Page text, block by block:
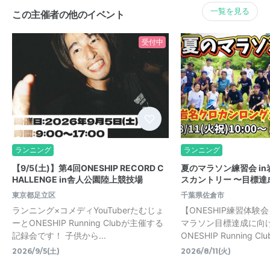
この主催者の他のイベント 一覧を見る
受付中
ランニング
【9/5(土)】第4回ONESHIP RECORD C
HALLENGE in舎人公園陸上競技場
東京都足立区
ランニング×コメディYouTuberたむじょ
ーとONESHIP Running Clubが主催する
記録会です！ 子供から...
2026/9/5(土)
ランニング
夏のマラソン練習会 in
スカントリー 〜目標
千葉県佐倉市
【ONESHIP練習体験
マラソン目標達成に向
ONESHIP Running
2026/8/11(火)